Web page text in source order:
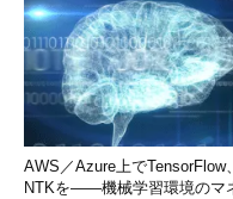
AWS／Azure上でTensorFlow
NTKを――機械学習環境のマ